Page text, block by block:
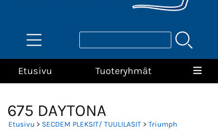
Etusivu Tuoteryhmät
675 DAYTONA
Etusivu > SECDEM PLEKSIT/ TUULILASIT > Triumph